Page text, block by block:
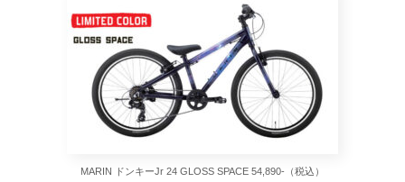
MARIN ドンキーJr 24 GLOSS SPACE 54,890-（税込）